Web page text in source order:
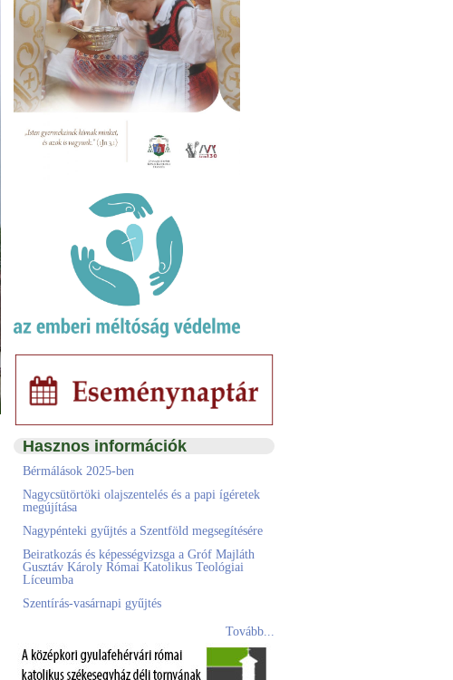
Hasznos információk
Bérmálások 2025-ben
Nagycsütörtöki olajszentelés és a papi ígéretek
megújítása
Nagypénteki gyűjtés a Szentföld megsegítésére
Beiratkozás és képességvizsga a Gróf Majláth
Gusztáv Károly Római Katolikus Teológiai
Líceumba
Szentírás-vasárnapi gyűjtés
Tovább...